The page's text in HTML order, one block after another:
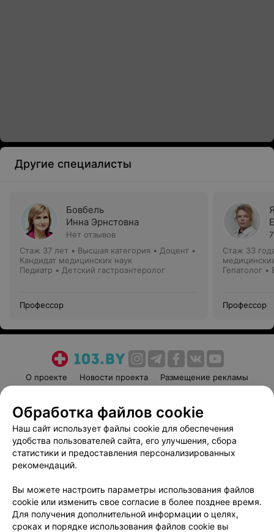
Другие специалисты
Бовбель
Инна Эрнстовна
Нет отзывов
Стаж 37 лет • Высшая категория • Доцент •
Кандидат медицинских наук
Педиатр • Детский гастроэнтеролог
Профессор
Стаж 33
Гепатолог
Профессор
О проекте Новости проекта
Размещение рекламы
Пользовательское соглашение
Способы оплаты
Вакансии
Партнеры
Написать руководителю 103.by
Обработка персональных данных
Обработка файлов cookie
Наш сайт использует файлы cookie для обеспечения
удобства пользователей сайта, его улучшения, сбора
статистики и предоставления персонализированных
рекомендаций.
Вы можете настроить параметры использования файлов
cookie или изменить свое согласие в более позднее время.
Для получения дополнительной информации о целях,
сроках и порядке использования файлов cookie вы